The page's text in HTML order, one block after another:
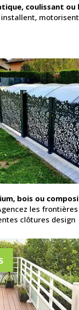
coulissant
bois ou
les
clôtures design